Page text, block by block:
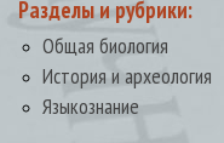
Разделы и рубрики:
Общая биология
История и археология
Языкознание